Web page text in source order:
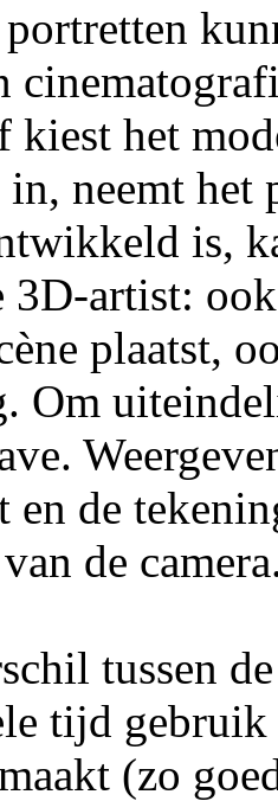
kiest het
neemt het
is,
3D-artist:
plaatst,
Om
en de
de
tussen
tijd
(zo